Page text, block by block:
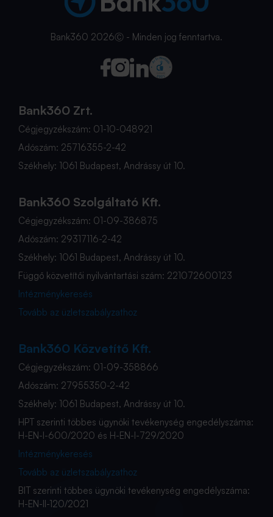
Bank360 2026Ⓒ - Minden jog fenntartva.
Bank360 Zrt.
Cégjegyzékszám: 01-10-048921
Adószám: 25716355-2-42
Székhely: 1061 Budapest, Andrássy út 10.
Bank360 Szolgáltató Kft.
Cégjegyzékszám: 01-09-386875
Adószám: 29317116-2-42
Székhely: 1061 Budapest, Andrássy út 10.
Függő közvetítői nyilvántartási szám: 221072600123
Intézménykeresés
Tovább az üzletszabályzathoz
Bank360 Közvetítő Kft.
Cégjegyzékszám: 01-09-358866
Adószám: 27955350-2-42
Székhely: 1061 Budapest, Andrássy út 10.
HPT szerinti többes ügynöki tevékenység engedélyszáma:
H-EN-I-600/2020 és H-EN-I-729/2020
Intézménykeresés
Tovább az üzletszabályzathoz
BIT szerinti többes ügynöki tevékenység engedélyszáma:
H-EN-II-120/2021